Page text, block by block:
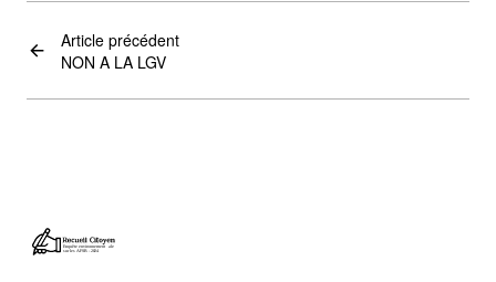
Article précédent
NON A LA LGV